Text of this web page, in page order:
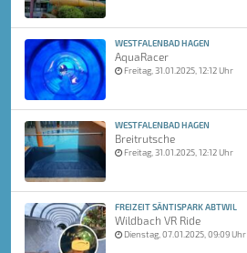
WESTFALENBAD HAGEN
AquaRacer
Freitag, 31.01.2025, 12:12 Uhr
WESTFALENBAD HAGEN
Breitrutsche
Freitag, 31.01.2025, 12:12 Uhr
FREIZEIT SÄNTISPARK ABTWIL
Wildbach VR Ride
Dienstag, 07.01.2025, 09:09 Uhr